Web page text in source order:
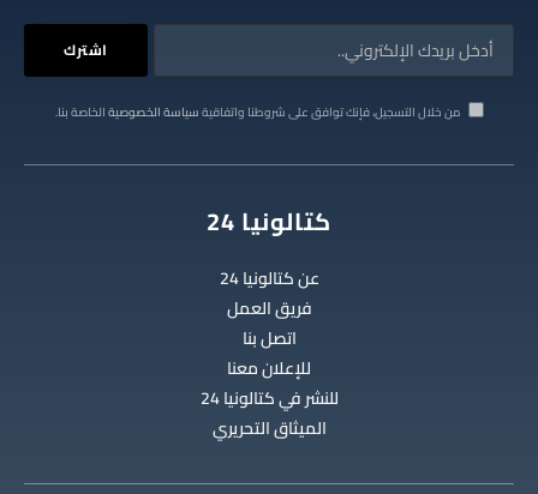
من خلال التسجيل، فإنك توافق على شروطنا واتفاقيةسياسة الخصوصيةالخاصة بنا.
كتالونيا 24
عن كتالونيا 24
فريق العمل
اتصل بنا
للإعلان معنا
للنشر في كتالونيا 24
الميثاق التحريري